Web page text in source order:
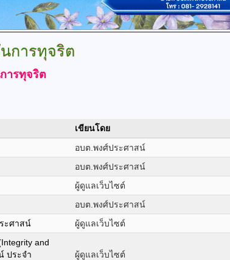
การทุจริต
ารทุจริต
เขียนโดย
อบต.พงศ์ประศาสน์
อบต.พงศ์ประศาสน์
ผู้ดูแลเว็บไซต์
อบต.พงศ์ประศาสน์
ะศาสน์ ผู้ดูแลเว็บไซต์
and
ประจำ
ผู้ดูแลเว็บไซต์